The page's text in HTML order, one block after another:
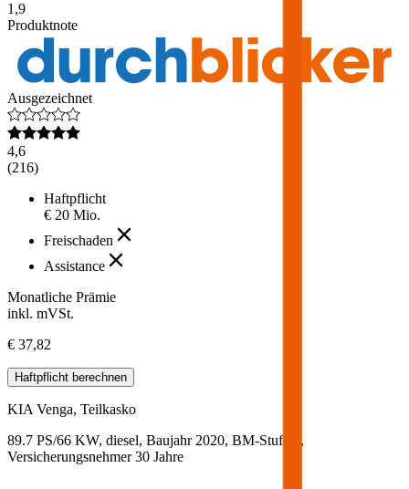
1,9
Produktnote
Ausgezeichnet
4,6
(216)
Haftpflicht
€ 20 Mio.
Freischaden
Assistance
Monatliche Prämie
inkl. mVSt.
€ 37,82
Haftpflicht berechnen
KIAVenga, Teilkasko
89.7 PS/66 KW, diesel, Baujahr 2020, BM-Stufe
,
Versicherungsnehmer 30 Jahre